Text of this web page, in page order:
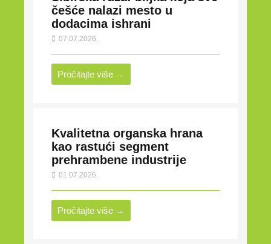
češće nalazi mesto u
dodacima ishrani
07.07.2026.
Pročitajte više →
Kvalitetna organska hrana
kao rastući segment
prehrambene industrije
01.07.2026.
Pročitajte više →